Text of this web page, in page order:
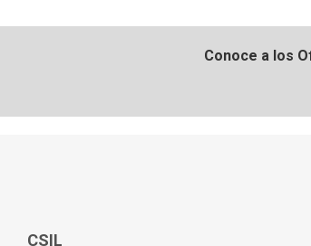
Conoce a los
CSIL